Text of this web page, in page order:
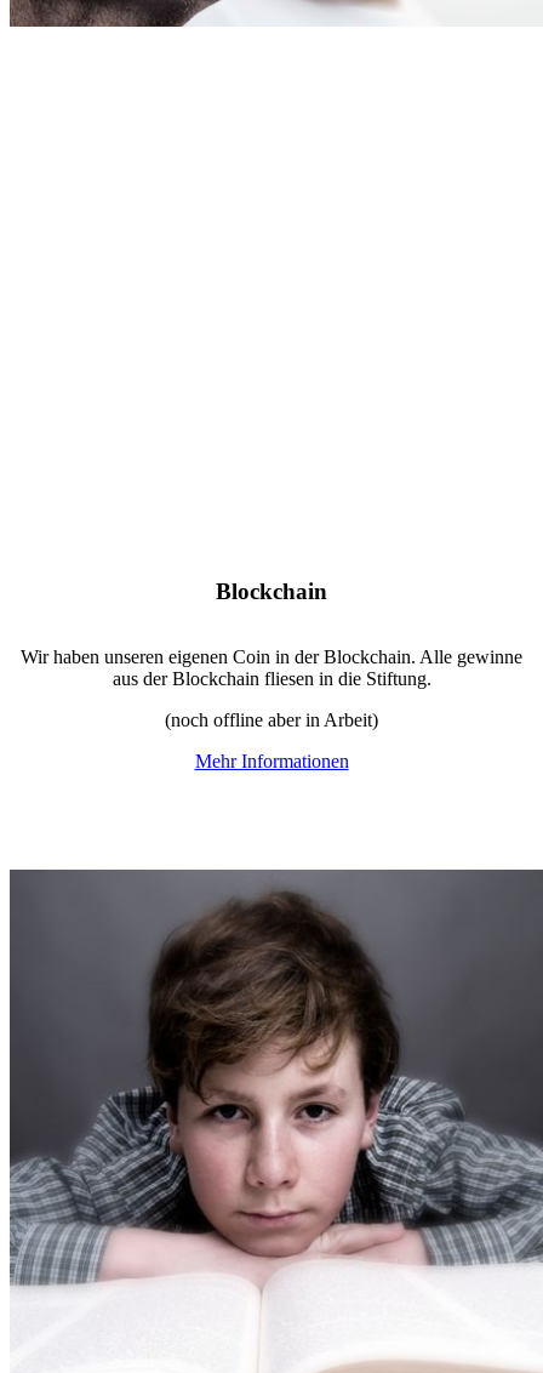
Blockchain
Wir haben unseren eigenen Coin in der Blockchain. Alle gewinne
aus der Blockchain fliesen in die Stiftung.
(noch offline aber in Arbeit)
Mehr Informationen